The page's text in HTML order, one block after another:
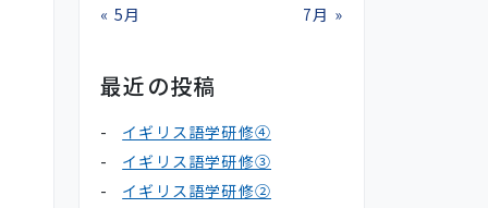
« 5月 7月 »
最近の投稿
イギリス語学研修④
イギリス語学研修③
イギリス語学研修②